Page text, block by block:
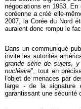
négociations en 1953.
coréenne a créé elle-
2007, la Corée du Nord
auraient donc rompu le
Dans un communiqué
invite les autorités
grande série de sujets,
nucléaire", tout en
l'objet de menaces par
large - de la signature
garantissant une sécurité